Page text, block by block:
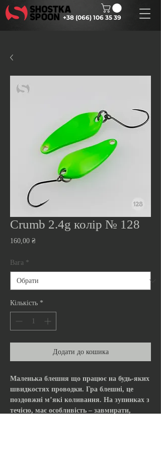
+38 (066) 106 35 39
Crumb 2.4g колір № 128
160,00 ₴Ціна
Вага *
Кількість *
Додати до кошика
Маленька блешня що працює на будь-яких
швидкостях проводки. Гра блешні, це
поздовжні м’які коливання. На зупинках з
течією, має особливість – завмирати,